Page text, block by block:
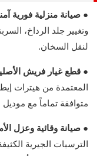
● صيانة منزلية فورية
وتغيير جلد الرداخ،
لنقل السخان.
● قطع غيار فريش
المعتمدة من هيترات
متوافقة تماماً مع
● صيانة وقائية وعزل
الترسبات الجيرية